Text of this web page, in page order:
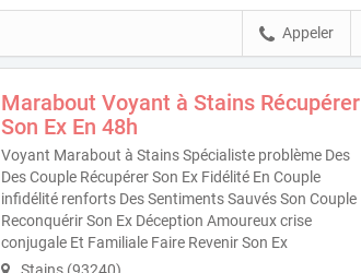
Appeler
Marabout Voyant à Stains Récupérer
Son Ex En 48h
Voyant Marabout à Stains Spécialiste problème Des
Des Couple Récupérer Son Ex Fidélité En Couple
infidélité renforts Des Sentiments Sauvés Son Couple
Reconquérir Son Ex Déception Amoureux crise
conjugale Et Familiale Faire Revenir Son Ex
Stains (93240)